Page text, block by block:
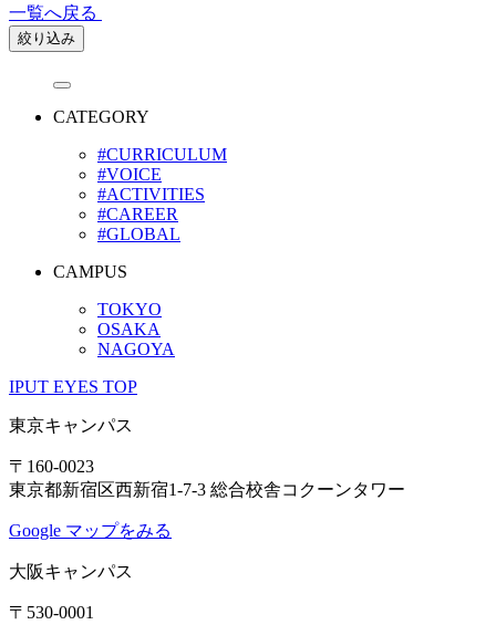
一覧へ戻る
絞り込み
CATEGORY
#CURRICULUM
#VOICE
#ACTIVITIES
#CAREER
#GLOBAL
CAMPUS
TOKYO
OSAKA
NAGOYA
IPUT EYES TOP
東京キャンパス
〒160-0023
東京都新宿区西新宿1-7-3 総合校舎コクーンタワー
Google マップをみる
大阪キャンパス
〒530-0001